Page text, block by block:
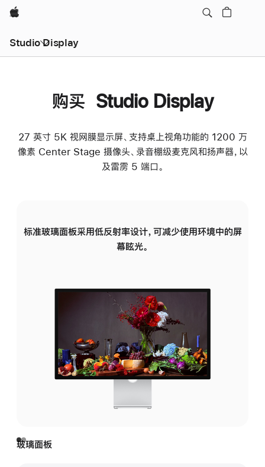
Apple
Studio Display
购买 Studio Display
27 英寸 5K 视网膜显示屏、支持桌上视角功能的 1200 万
像素 Center Stage 摄像头、录音棚级麦克风和扬声器，以
及雷雳 5 端口。
标准玻璃面板采用低反射率设计，可减少使用环境中的屏
幕眩光。
玻璃面板